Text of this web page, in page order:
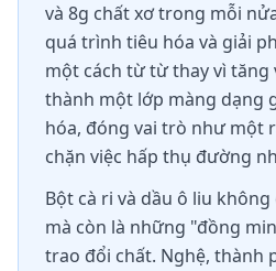
và 8g chất xơ trong mỗi
quá trình tiêu hóa và giải
một cách từ từ thay vì tăng
thành một lớp màng dạng
hóa, đóng vai trò như một
chặn việc hấp thụ đường
Bột cà ri và dầu ô liu
mà còn là những "đồng
trao đổi chất. Nghệ, thành